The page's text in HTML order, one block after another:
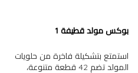
بوكس مولد قطيفة 1
استمتع بتشكيلة فاخرة من حلويات
المولد تضم 42 قطعة متنوعة،